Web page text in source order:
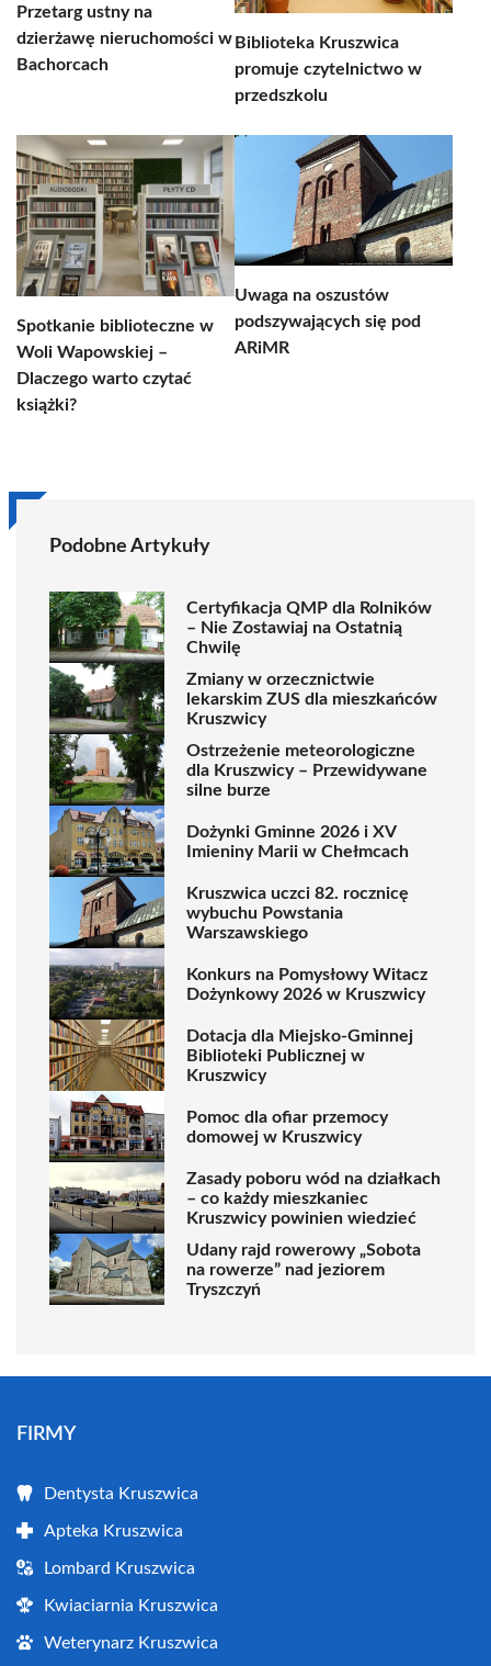
Przetarg ustny na
dzierżawę nieruchomości w
Bachorcach
Biblioteka Kruszwica
promuje czytelnictwo w
przedszkolu
Spotkanie biblioteczne w
Woli Wapowskiej –
Dlaczego warto czytać
książki?
Uwaga na oszustów
podszywających się pod
ARiMR
Podobne Artykuły
Certyfikacja QMP dla Rolników
– Nie Zostawiaj na Ostatnią
Chwilę
Zmiany w orzecznictwie
lekarskim ZUS dla mieszkańców
Kruszwicy
Ostrzeżenie meteorologiczne
dla Kruszwicy – Przewidywane
silne burze
Dożynki Gminne 2026 i XV
Imieniny Marii w Chełmcach
Kruszwica uczci 82. rocznicę
wybuchu Powstania
Warszawskiego
Konkurs na Pomysłowy Witacz
Dożynkowy 2026 w Kruszwicy
Dotacja dla Miejsko-Gminnej
Biblioteki Publicznej w
Kruszwicy
Pomoc dla ofiar przemocy
domowej w Kruszwicy
Zasady poboru wód na działkach
– co każdy mieszkaniec
Kruszwicy powinien wiedzieć
Udany rajd rowerowy „Sobota
na rowerze” nad jeziorem
Tryszczyń
FIRMY
Dentysta Kruszwica
Apteka Kruszwica
Lombard Kruszwica
Kwiaciarnia Kruszwica
Weterynarz Kruszwica